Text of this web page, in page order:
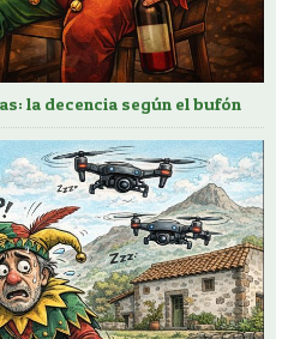
la decencia según el bufón